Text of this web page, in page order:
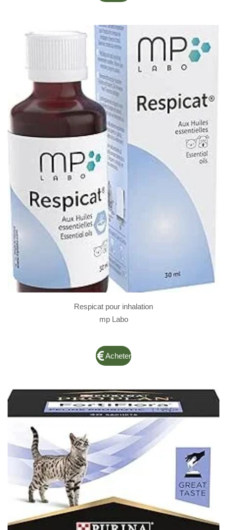
Respicat pour inhalation
mp Labo
Acheter